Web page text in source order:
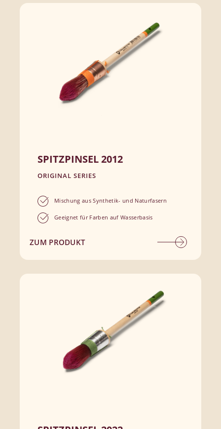
SPITZPINSEL 2012
ORIGINAL SERIES
Mischung aus Synthetik- und Naturfasern
Geeignet für Farben auf Wasserbasis
ZUM PRODUKT